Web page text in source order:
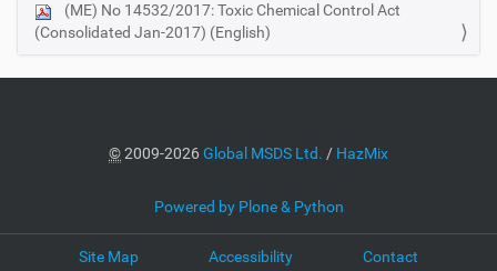
N
a
o
(ME) No 14532/2017: Toxic Chemical Control Act
(Consolidated Jan-2017) (English)
©2009-2026Global MSDS Ltd. / HazMix
Powered by Plone & Python
Site Map Accessibility Contact